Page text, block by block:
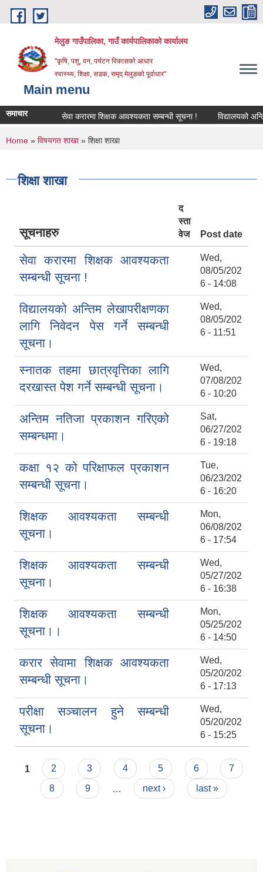
Skip to main content
मेलुङ गाउँपालिका, गाउँ कार्यपालिकाको कार्यालय
"कृषि, पशु, वन, पर्यटन विकासको आधार
स्वास्थ्य, शिक्षा, सडक, समृद् मेलुङको पूर्वाधार"
Main menu
समाचार सेवा करारमा शिक्षक आवश्‍यकता सम्बन्धी सूचना ! विद्यालयको
You are here
Home » विषयगत शाखा» शिक्षा शाखा
शिक्षा शाखा
सूचनाहरु
द
स्ता
वेज
Post date
सेवा करारमा शिक्षक आवश्‍यकता
सम्बन्धी सूचना !
Wed,
08/05/202
6 - 14:08
विद्यालयको अन्तिम लेखापरीक्षणका
लागि निवेदन पेस गर्ने सम्बन्धी
सूचना।
Wed,
08/05/202
6 - 11:51
स्‍नातक तहमा छात्रवृत्तिका लागि
दरखास्त पेश गर्ने सम्बन्धी सूचना।
Wed,
07/08/202
6 - 10:20
अन्तिम नतिजा प्रकाशन गरिएको
सम्बन्धमा।
Sat,
06/27/202
6 - 19:18
कक्षा १२ को परिक्षाफल प्रकाशन
सम्बन्धी सूचना।
Tue,
06/23/202
6 - 16:20
शिक्षक आवश्यकता सम्बन्धी
सूचना।
Mon,
06/08/202
6 - 17:54
शिक्षक आवश्यकता सम्बन्धी
सूचना।
Wed,
05/27/202
6 - 16:38
शिक्षक आवश्यकता सम्बन्धी
सूचना।।
Mon,
05/25/202
6 - 14:50
करार सेवामा शिक्षक आवश्यकता
सम्बन्धी सूचना।
Wed,
05/20/202
6 - 17:13
परीक्षा सञ्‍चालन हुने सम्बन्धी
सूचना।
Wed,
05/20/202
6 - 15:25
Pages
1 2 3 4 5 6
7
8
9 next › last »